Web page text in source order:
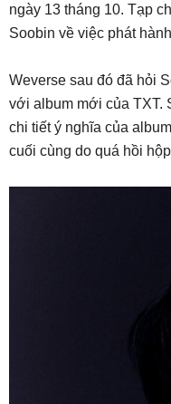
ngày 13 tháng 10. Tạp
Soobin về việc phát
Weverse sau đó đã hỏi
với album mới của TXT.
chi tiết ý nghĩa của
cuối cùng do quá hồi